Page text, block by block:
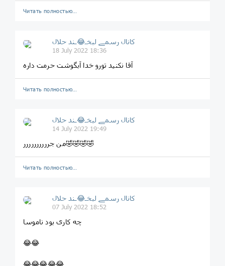
Читать полностью…
کانال رسمے لبخـ😂ـند حلال
18 July 2022 18:36
آقا نکنید تورو خدا آبگوشت حرمت داره
Читать полностью…
کانال رسمے لبخـ😂ـند حلال
14 July 2022 19:49
من جرررررررررر🤣🤣🤣🤣
Читать полностью…
کانال رسمے لبخـ😂ـند حلال
07 July 2022 18:52
چه کاری بود ناموسا
😂😂
😂😂😂😂😂